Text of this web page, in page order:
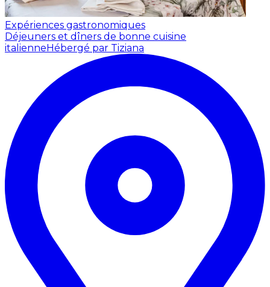
Expériences gastronomiques
Déjeuners et dîners de bonne cuisine
italienneHébergé par Tiziana